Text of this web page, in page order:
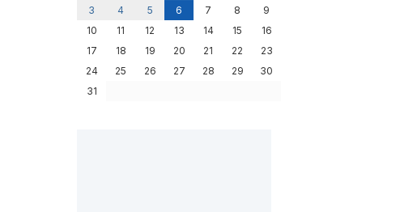
3
4 5 6 7 8
9
10
11 12 13 14 15
16
17
18 19 20 21 22
23
24
25 26 27 28 29
30
31